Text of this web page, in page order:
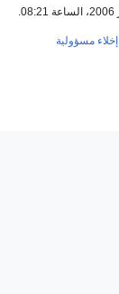
إخلاء مسؤولية